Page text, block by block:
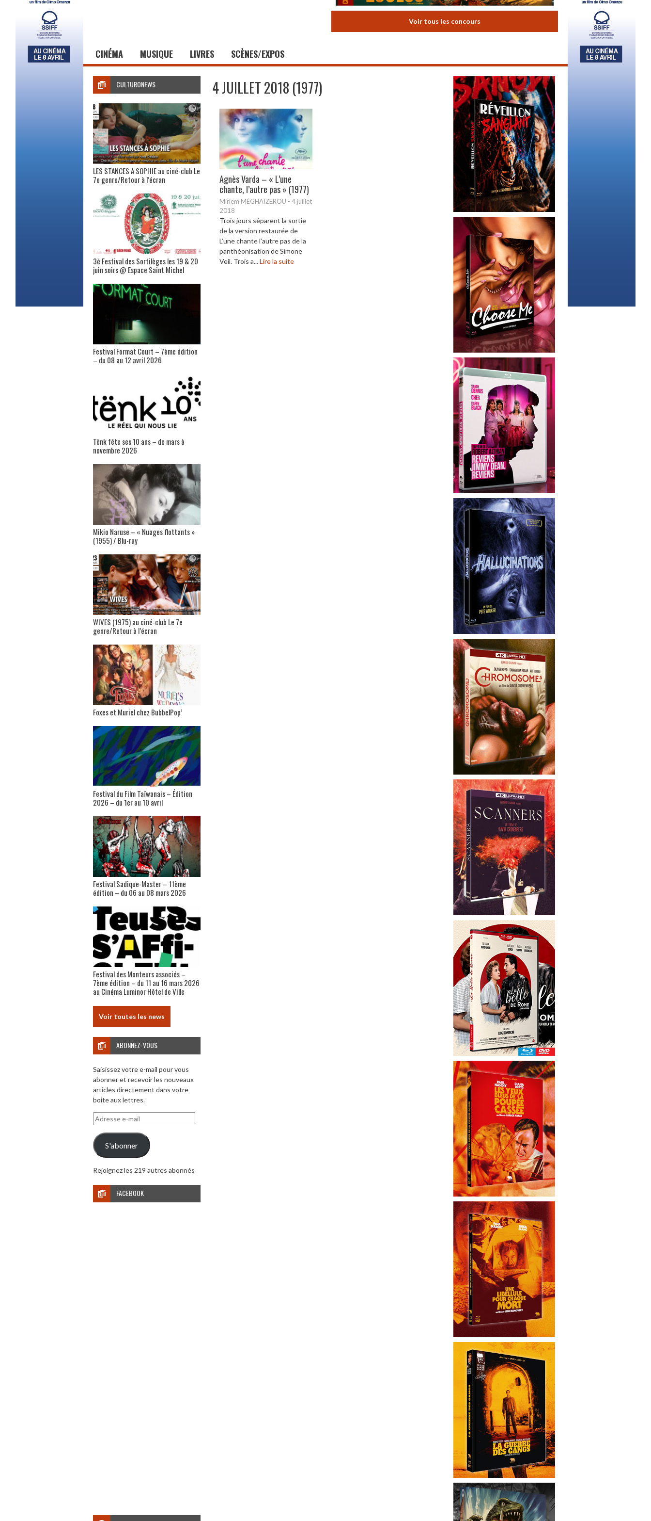
Voir tous les concours
CINÉMA MUSIQUE LIVRES SCÈNES/EXPOS
4 JUILLET 2018 (1977)
Agnès Varda – « L’une
chante, l’autre pas » (1977)
Miriem MÉGHAÏZEROU - 4 juillet
2018
Trois jours séparent la sortie
de la version restaurée de
L’une chante l’autre pas de la
panthéonisation de Simone
Veil. Trois a...Lire la suite
CULTURONEWS
LES STANCES A SOPHIE au ciné-club Le
7e genre/Retour à l’écran
3è Festival des Sortilèges les 19 & 20
juin soirs @ Espace Saint Michel
Festival Format Court – 7ème édition
– du 08 au 12 avril 2026
Tënk fête ses 10 ans – de mars à
novembre 2026
Mikio Naruse – « Nuages flottants »
(1955) / Blu-ray
WIVES (1975) au ciné-club Le 7e
genre/Retour à l’écran
Foxes et Muriel chez BubbelPop’
Festival du Film Taïwanais – Édition
2026 – du 1er au 10 avril
Festival Sadique-Master – 11ème
édition – du 06 au 08 mars 2026
Festival des Monteurs associés –
7ème édition – du 11 au 16 mars 2026
au Cinéma Luminor Hôtel de Ville
Voir toutes les news
ABONNEZ-VOUS
Saisissez votre e-mail pour vous
abonner et recevoir les nouveaux
articles directement dans votre
boite aux lettres.
Adresse
e-
mail
S'abonner
Rejoignez les 219 autres abonnés
FACEBOOK